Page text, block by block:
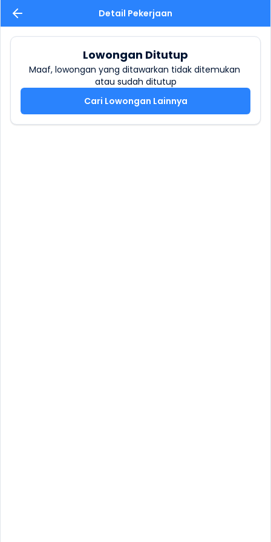
Detail Pekerjaan
Lowongan Ditutup
Maaf, lowongan yang ditawarkan tidak ditemukan
atau sudah ditutup
Cari Lowongan Lainnya